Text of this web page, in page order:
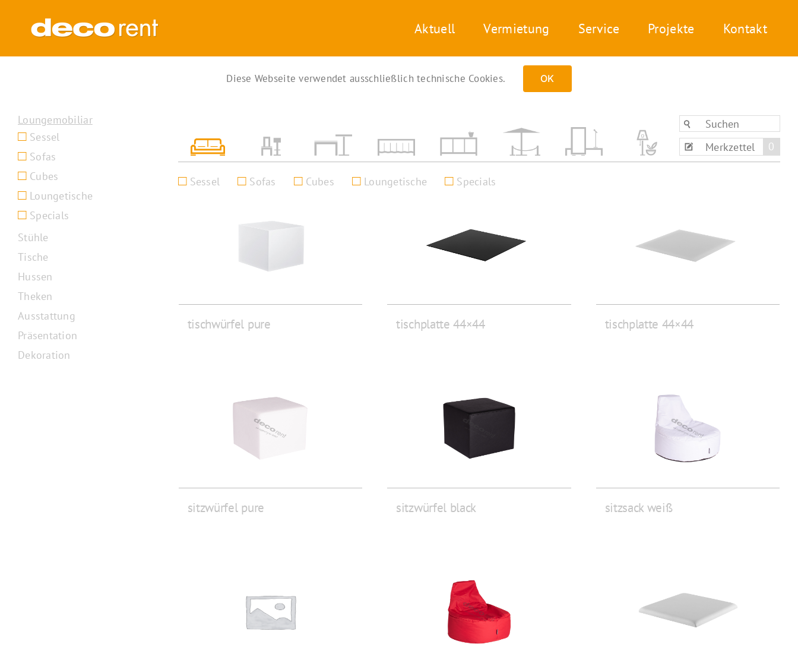
springen
Aktuell Vermietung Service Projekte Kontakt
Merkzettel 0
Sessel Sofas Cubes Loungetische Specials
tischwürfel pure tischplatte 44×44 tischplatte 44×44
sitzwürfel pure sitzwürfel black sitzsack weiß
Loungemobiliar
Sessel
Sofas
Cubes
Loungetische
Specials
Stühle
Tische
Hussen
Theken
Ausstattung
Präsentation
Dekoration
Diese Webseite verwendet ausschließlich technische Cookies. OK